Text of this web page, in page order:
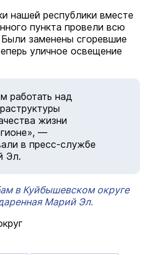
нашей республики вместе
пункта провели всю
заменены сгоревшие
уличное освещение
работать над
жизни
—
в пресс-службе
Эл.
в Куйбышевском округе
Марий Эл.